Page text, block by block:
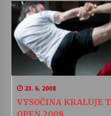
23. 6. 2008
VYSOČINA KRALUJE